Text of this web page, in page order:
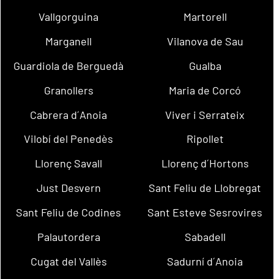
Vallgorguina
Martorell
Marganell
Vilanova de Sau
Guardiola de Berguedà
Gualba
Granollers
Maria de Corcó
Cabrera d´Anoia
Viver i Serrateix
Vilobí del Penedès
Ripollet
Llorenç Savall
Llorenç d´Hortons
Just Desvern
Sant Feliu de Llobregat
Sant Feliu de Codines
Sant Esteve Sesrovires
Palautordera
Sabadell
Cugat del Vallès
Sadurní d´Anoia